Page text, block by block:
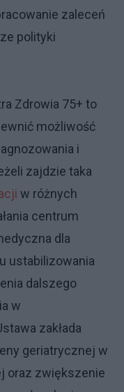
zaleceń
polityki
Zdrowia 75+ to
możliwość
i
zajdzie taka
w różnych
centrum
dla
ustabilizowania
dalszego
w
zakłada
geriatrycznej w
oraz zwiększenie